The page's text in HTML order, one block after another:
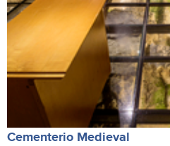
Cementerio Medieval